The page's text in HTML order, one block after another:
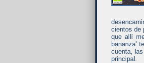
cientos de
que allí
bananza'
cuenta,
principal.